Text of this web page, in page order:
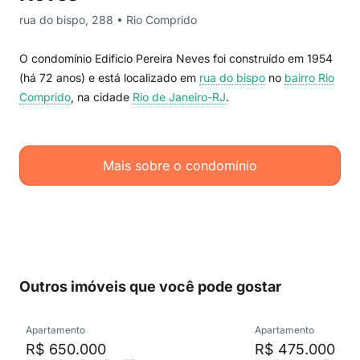
rua do bispo, 288 • Rio Comprido
O condomínio Edificio Pereira Neves foi construído em 1954
(há 72 anos) e está localizado em rua do bispo no bairro Rio
Comprido, na cidade Rio de Janeiro-RJ.
Mais sobre o condomínio
Outros imóveis que você pode gostar
Apartamento
R$ 650.000
Apartamento
R$ 475.000